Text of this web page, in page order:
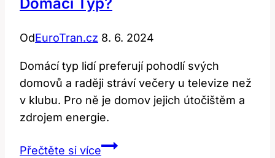
OdEuroTran.cz 8. 6. 2024
Domácí typ lidí preferují pohodlí svých
domovů a raději stráví večery u televize než
v klubu. Pro ně je domov jejich útočištěm a
zdrojem energie.
Přečtěte si víceHomebody: